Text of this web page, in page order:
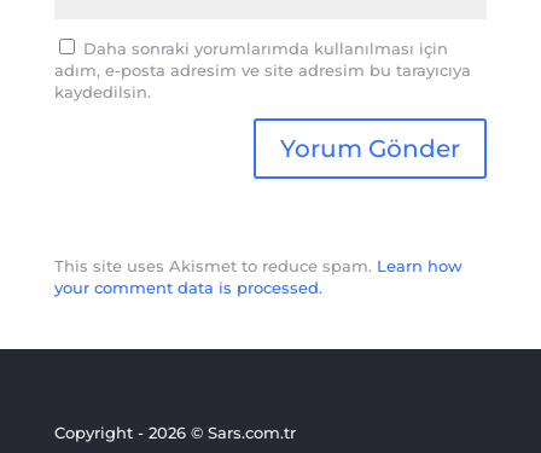
Daha sonraki yorumlarımda kullanılması için
adım, e-posta adresim ve site adresim bu tarayıcıya
kaydedilsin.
This site uses Akismet to reduce spam. Learn how
your comment data is processed.
Copyright - 2026 © Sars.com.tr